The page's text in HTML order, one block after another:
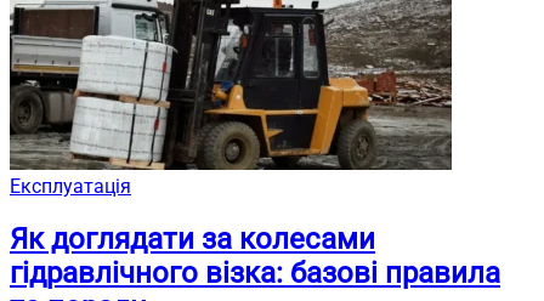
Експлуатація
Як доглядати за колесами
гідравлічного візка: базові правила